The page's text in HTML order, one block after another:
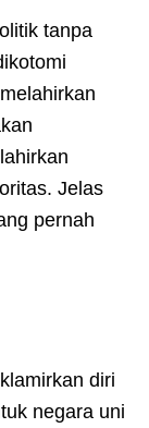
tanpa
Jelas
pernah
diri
negara uni